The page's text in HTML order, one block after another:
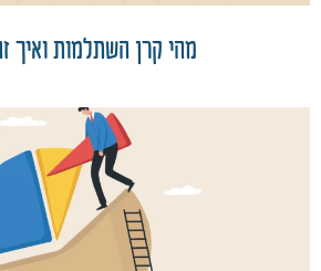
מהי קרן השתלמות ואיך